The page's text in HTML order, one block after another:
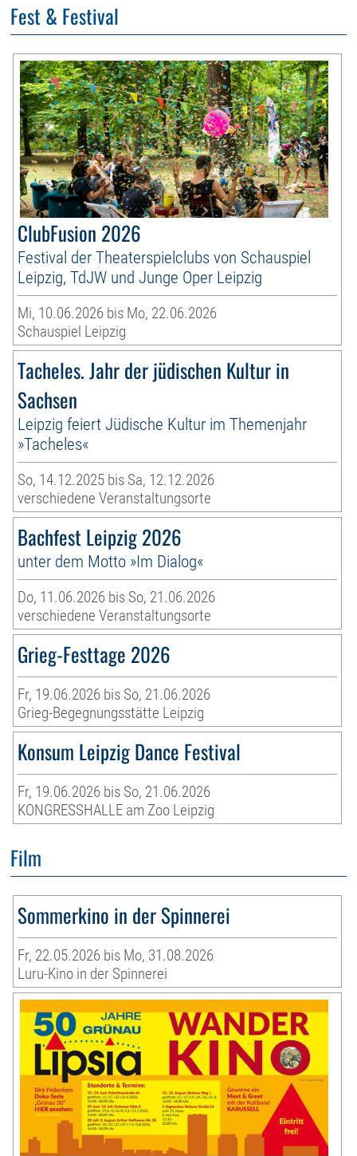
Fest & Festival
ClubFusion 2026
Festival der Theaterspielclubs von Schauspiel
Leipzig, TdJW und Junge Oper Leipzig
Mi, 10.06.2026 bis Mo, 22.06.2026
Schauspiel Leipzig
Tacheles. Jahr der jüdischen Kultur in
Sachsen
Leipzig feiert Jüdische Kultur im Themenjahr
»Tacheles«
So, 14.12.2025 bis Sa, 12.12.2026
verschiedene Veranstaltungsorte
Bachfest Leipzig 2026
unter dem Motto »Im Dialog«
Do, 11.06.2026 bis So, 21.06.2026
verschiedene Veranstaltungsorte
Grieg-Festtage 2026
Fr, 19.06.2026 bis So, 21.06.2026
Grieg-Begegnungsstätte Leipzig
Konsum Leipzig Dance Festival
Fr, 19.06.2026 bis So, 21.06.2026
KONGRESSHALLE am Zoo Leipzig
Film
Sommerkino in der Spinnerei
Fr, 22.05.2026 bis Mo, 31.08.2026
Luru-Kino in der Spinnerei